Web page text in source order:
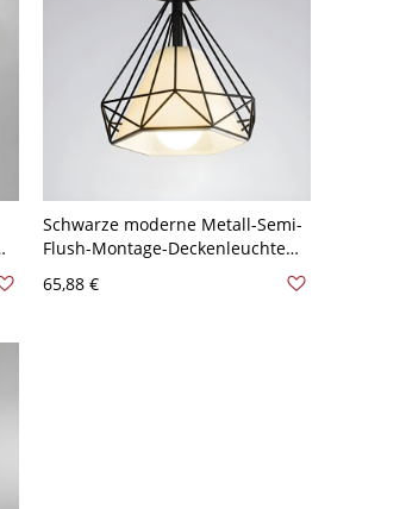
Schwarze moderne Metall-Semi-
Flush-Montage-Deckenleuchte
schwarzen Schirm, 5 bis 9 Zoll, 1
65,88 €